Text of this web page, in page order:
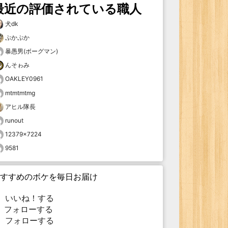
近の評価されている職人
犬dk
ぷかぷか
暴愚男(ボーグマン)
んそゎみ
OAKLEY0961
mtmtmtmg
アヒル隊長
runout
12379×7224
9581
すめのボケを毎日お届け
いいね！する
ォローする
フォローする